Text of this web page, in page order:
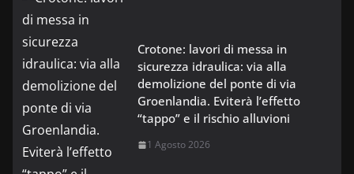
Crotone: lavori di messa in
sicurezza idraulica: via alla
demolizione del ponte di via
Groenlandia. Eviterà l’effetto
“tappo” e il rischio alluvioni
1 Agosto 2026